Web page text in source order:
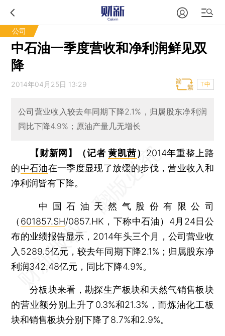
公司
中石油一季度营收和净利润鲜见双
降
2014年04月25日 13:29 T中
公司营业收入较去年同期下降2.1%，归属股东净利润
同比下降4.9%；原油产量几无增长
【财新网】（记者黄凯茜） 2014年重整上路
的中石油在一季度显现了放缓的步伐，营业收入和
净利润皆有下降。
中国石油天然气股份有限公司
（ 601857.SH/0857.HK，下称中石油）4月24日公
布的业绩报告显示，2014年头三个月，公司营业收
入5289.5亿元，较去年同期下降2.1%；归属股东净
利润342.48亿元，同比下降4.9%。
分板块来看，勘探生产板块和天然气销售板块
的营业额分别上升了0.3%和21.3%，而炼油化工板
块和销售板块分别下降了8.7%和2.9%。